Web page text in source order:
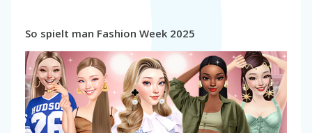
So spielt man Fashion Week 2025